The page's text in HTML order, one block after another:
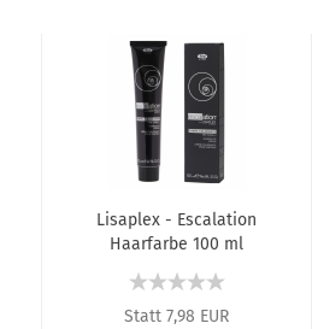
Lisaplex - Escalation
Haarfarbe 100 ml
Statt 7,98 EUR